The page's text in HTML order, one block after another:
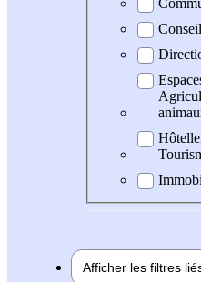
Afficher les filtres